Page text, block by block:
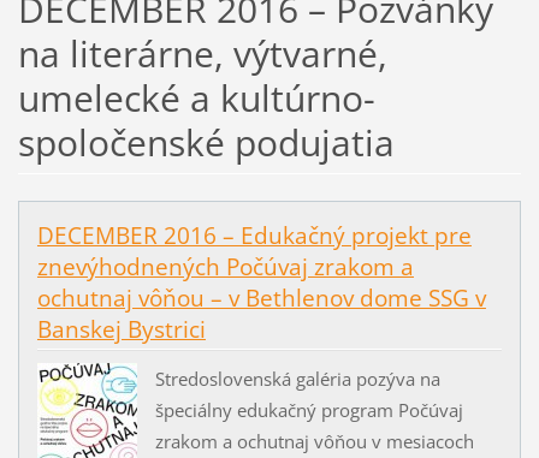
na literárne, výtvarné,
umelecké a kultúrno-
spoločenské podujatia
DECEMBER 2016 – Edukačný projekt pre
znevýhodnených Počúvaj zrakom a
ochutnaj vôňou – v Bethlenov dome SSG v
Banskej Bystrici
Stredoslovenská galéria pozýva na
špeciálny edukačný program Počúvaj
zrakom a ochutnaj vôňou v mesiacoch